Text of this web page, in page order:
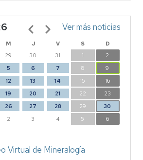
M J V S
D
29 30 31 1
2
5 6 7 8
9
12 13 14 15
16
19 20 21 22
23
26 27 28 29
30
2 3 4 5 6
Paginación Ver más noticias
Virtual de Mineralogía